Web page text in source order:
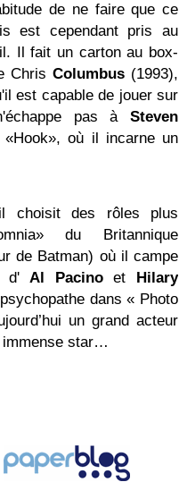
de ne faire que ce
est cependant pris au
Il fait un carton au box-
ChrisColumbus (1993),
est capable de jouer sur
pas à Steven
où il incarne un
choisit des rôles plus
du Britannique
de Batman) où il campe
d'Al Pacinoet Hilary
dans « Photo
un grand acteur
immense star…